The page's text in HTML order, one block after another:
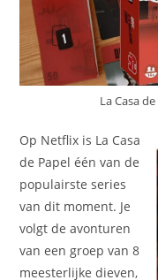
La Casa
Op Netflix is La Casa
de Papel één van de
populairste series
van dit moment. Je
volgt de avonturen
van een groep van 8
meesterlijke dieven,